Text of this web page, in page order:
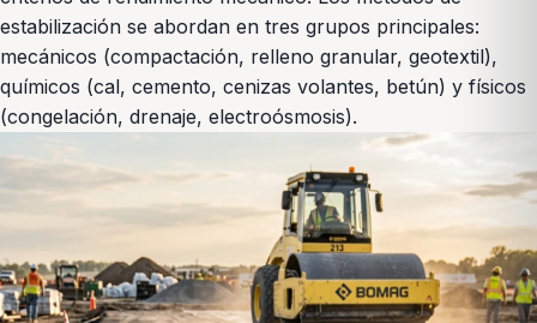
estabilización se abordan en tres grupos principales:
mecánicos (compactación, relleno granular, geotextil),
químicos (cal, cemento, cenizas volantes, betún) y físicos
(congelación, drenaje, electroósmosis).